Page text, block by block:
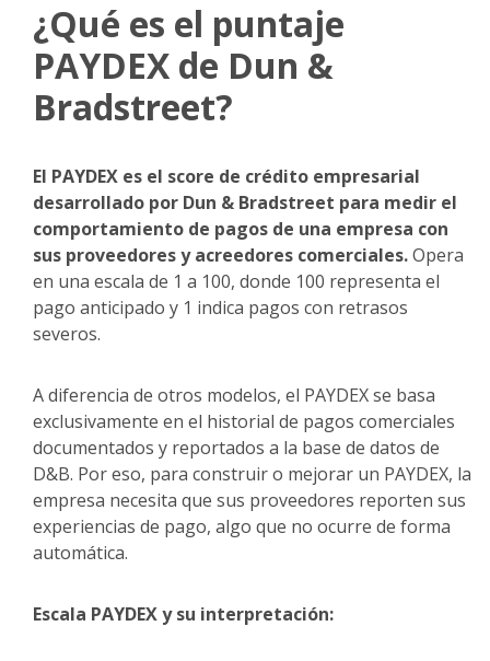
¿Qué es el puntaje
PAYDEX de Dun &
Bradstreet?
El PAYDEX es el score de crédito empresarial
desarrollado por Dun & Bradstreet para medir el
comportamiento de pagos de una empresa con
sus proveedores y acreedores comerciales.Opera
en una escala de 1 a 100, donde 100 representa el
pago anticipado y 1 indica pagos con retrasos
severos.
A diferencia de otros modelos, el PAYDEX se basa
exclusivamente en el historial de pagos comerciales
documentados y reportados a la base de datos de
D&B. Por eso, para construir o mejorar un PAYDEX, la
empresa necesita que sus proveedores reporten sus
experiencias de pago, algo que no ocurre de forma
automática.
Escala PAYDEX y su interpretación: